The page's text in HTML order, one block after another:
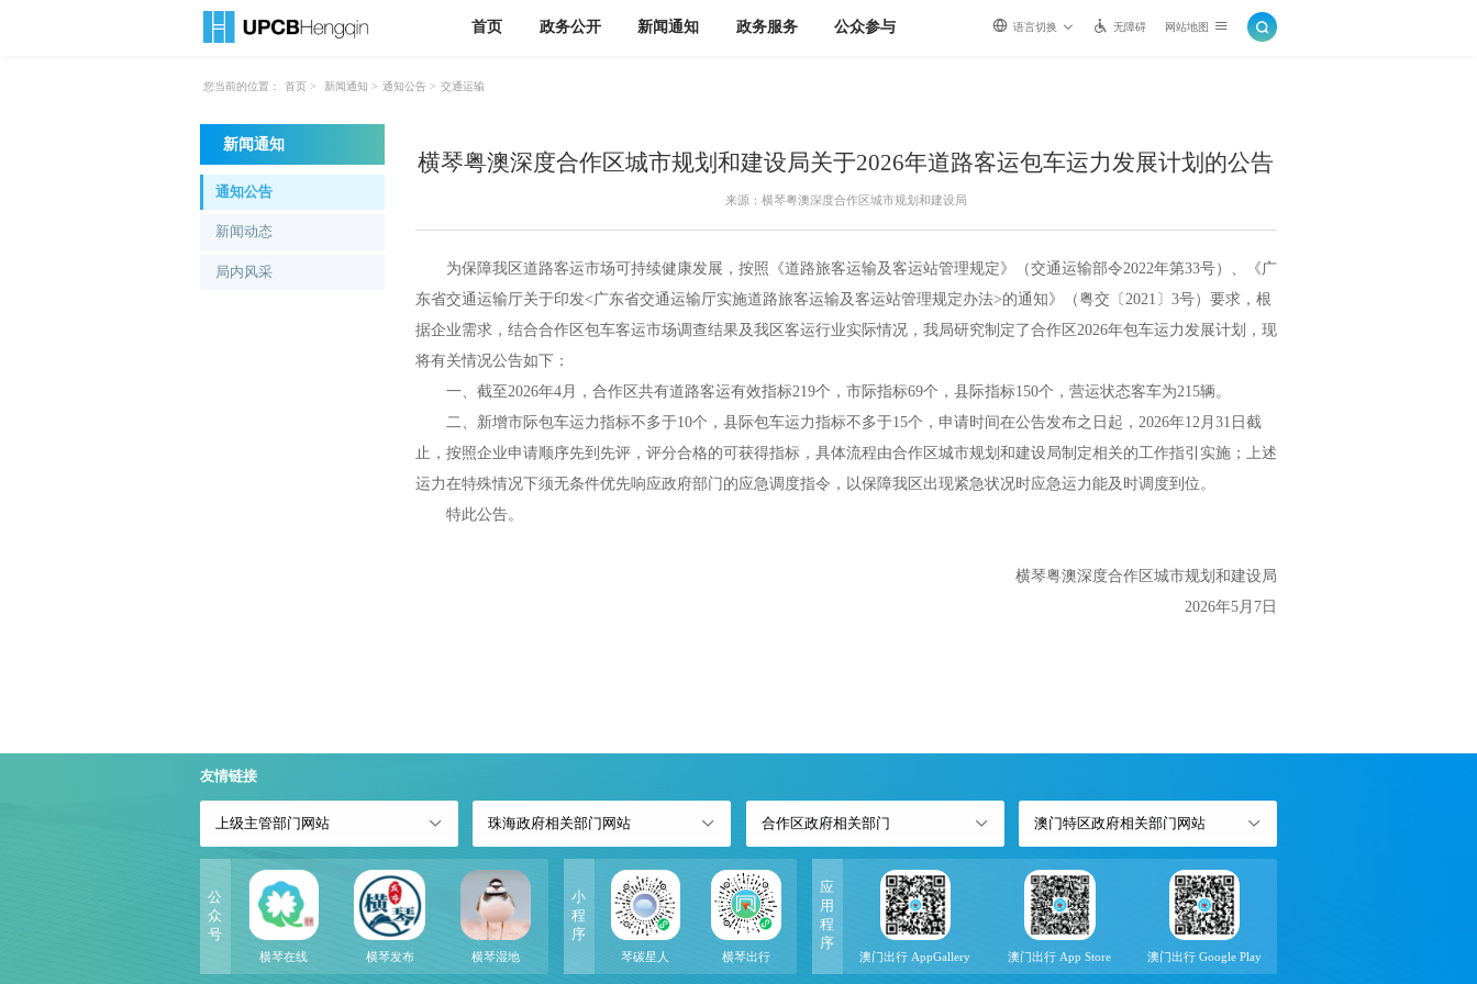
语言切换 无障碍 网站地图
首页 政务公开 新闻通知 政务服务 公众参与
您当前的位置： 首页 > 新闻通知 > 通知公告 > 交通运输
新闻通知
通知公告
新闻动态
局内风采
横琴粤澳深度合作区城市规划和建设局关于2026年道路客运包车运力发展计划的公告
来源：横琴粤澳深度合作区城市规划和建设局
为保障我区道路客运市场可持续健康发展，按照《道路旅客运输及客运站管理规定》（交通运输部令2022年第33号）、《广
东省交通运输厅关于印发<广东省交通运输厅实施道路旅客运输及客运站管理规定办法>的通知》（粤交〔2021〕3号）要求，根
据企业需求，结合合作区包车客运市场调查结果及我区客运行业实际情况，我局研究制定了合作区2026年包车运力发展计划，现
将有关情况公告如下：
一、截至2026年4月，合作区共有道路客运有效指标219个，市际指标69个，县际指标150个，营运状态客车为215辆。
二、新增市际包车运力指标不多于10个，县际包车运力指标不多于15个，申请时间在公告发布之日起，2026年12月31日截
止，按照企业申请顺序先到先评，评分合格的可获得指标，具体流程由合作区城市规划和建设局制定相关的工作指引实施；上述
运力在特殊情况下须无条件优先响应政府部门的应急调度指令，以保障我区出现紧急状况时应急运力能及时调度到位。
特此公告。
横琴粤澳深度合作区城市规划和建设局
2026年5月7日
友情链接
上级主管部门网站 珠海政府相关部门网站 合作区政府相关部门 澳门特区政府相关部门网站
公
众
号
横琴在线 横琴发布 横琴湿地
小
程
序
琴碳星人 横琴出行
应
用
程
序
澳门出行 AppGallery 澳门出行 App Store 澳门出行 Google Play